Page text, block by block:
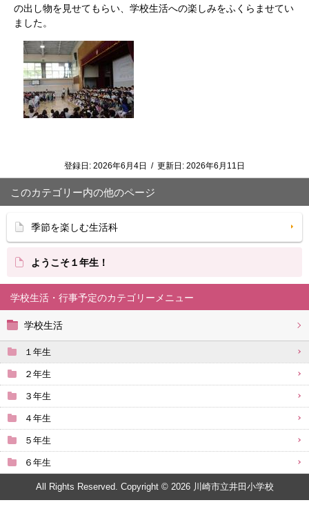
学校生活・行事予定
学校生活
１年生
２年生
３年生
４年生
５年生
６年生
の出し物を見せてもらい、学校生活への楽しみをふくらませてい
ました。
登録日: 2026年6月4日 / 更新日: 2026年6月11日
このカテゴリー内の他のページ
季節を楽しむ生活科
ようこそ１年生！
All Rights Reserved. Copyright © 2026 川崎市立井田小学校